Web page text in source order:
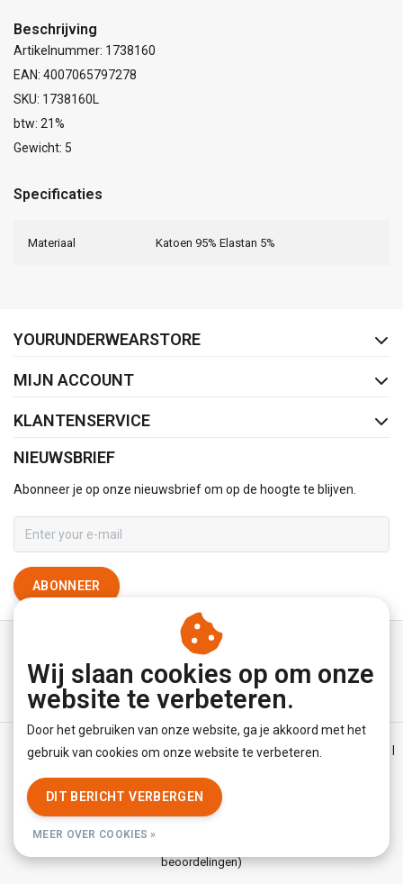
Beschrijving
Artikelnummer: 1738160
EAN: 4007065797278
SKU: 1738160L
btw: 21%
Gewicht: 5
Specificaties
Materiaal Katoen 95% Elastan 5%
YOURUNDERWEARSTORE
MIJN ACCOUNT
KLANTENSERVICE
NIEUWSBRIEF
Abonneer je op onze nieuwsbrief om op de hoogte te blijven.
ABONNEER
Algemene voorwaarden | Disclaimer | Privacy Policy
|
© Copyright 2026 - YourUnderwearStore | Realisatie
beoordelingen)
Wij slaan cookies op om onze
website te verbeteren.
Door het gebruiken van onze website, ga je akkoord met het
gebruik van cookies om onze website te verbeteren.
DIT BERICHT VERBERGEN
MEER OVER COOKIES »